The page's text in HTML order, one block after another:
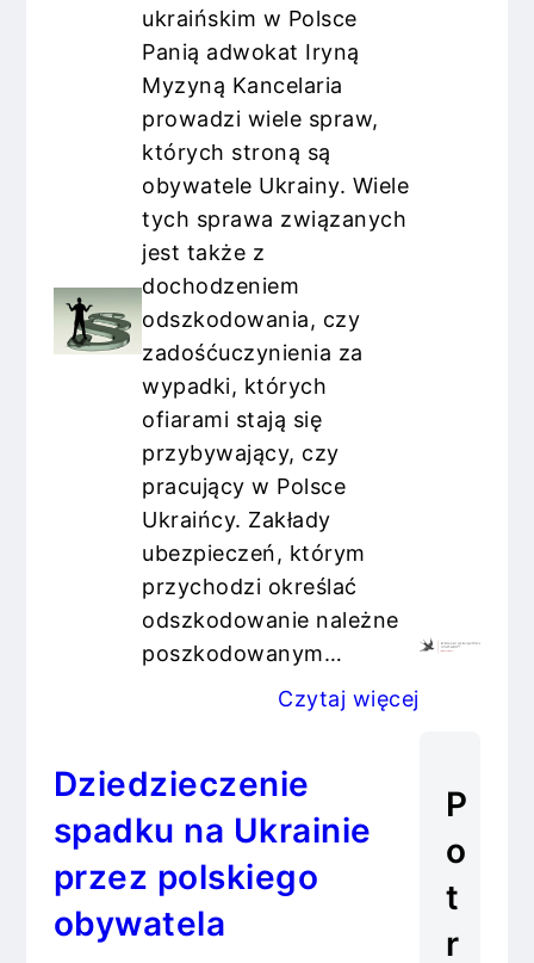
ukraińskim w Polsce
Panią adwokat Iryną
Myzyną Kancelaria
prowadzi wiele spraw,
których stroną są
obywatele Ukrainy. Wiele
tych sprawa związanych
jest także z
dochodzeniem
odszkodowania, czy
zadośćuczynienia za
wypadki, których
ofiarami stają się
przybywający, czy
pracujący w Polsce
Ukraińcy. Zakłady
ubezpieczeń, którym
przychodzi określać
odszkodowanie należne
poszkodowanym…
Czytaj więcej
Dziedzieczenie
spadku na Ukrainie
przez polskiego
obywatela
P
o
t
r